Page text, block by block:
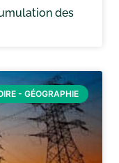
des
- GÉOGRAPHIE